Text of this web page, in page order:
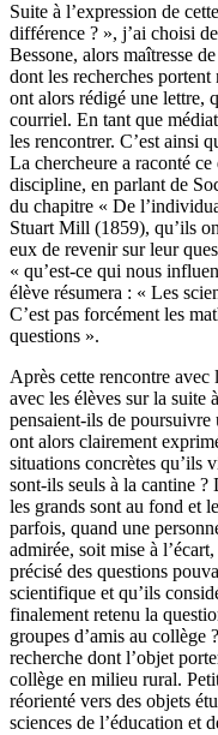
Suite à l’expression de
différence ? », j’ai choisi
Bessone, alors maîtresse
dont les recherches
ont alors rédigé une lettre,
courriel. En tant que
les rencontrer. C’est ainsi
La chercheure a raconté
discipline, en parlant de
du chapitre « De
Stuart Mill (1859), qu’ils
eux de revenir sur leur
« qu’est-ce qui nous
élève résumera : « Les
C’est pas forcément les
questions ».
Après cette rencontre
avec les élèves sur la suite
pensaient-ils de
ont alors clairement
situations concrètes qu’ils
sont-ils seuls à la cantine
les grands sont au fond et
parfois, quand une
admirée, soit mise à
précisé des questions
scientifique et qu’ils
finalement retenu la
groupes d’amis au collège
recherche dont l’objet
collège en milieu rural.
réorienté vers des objets
sciences de l’éducation et